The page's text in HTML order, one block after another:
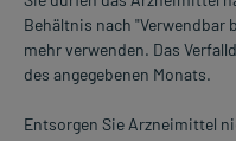
Behältnis nach "Verwendbar
mehr verwenden. Das
des angegebenen Monats.
Entsorgen Sie Arzneimittel